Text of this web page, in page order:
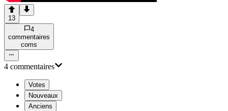
13
4
commentaires
coms
4 commentaires
Votes
Nouveaux
Anciens